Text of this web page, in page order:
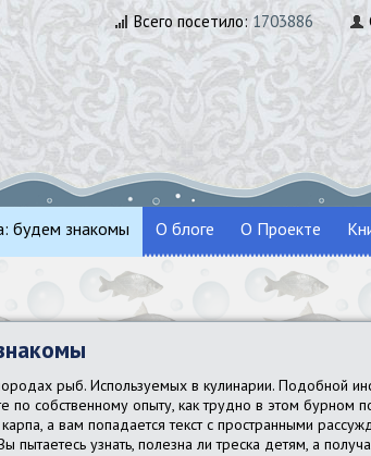
Всего посетило: 1703886
будем знакомы О блоге О Проекте
рыб. Используемых в кулинарии. Подобной
собственному опыту, как трудно в этом бурном
а вам попадается текст с пространными
узнать, полезна ли треска детям, а